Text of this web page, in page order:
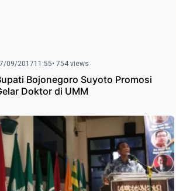
09/201711:55• 754 views
Bojonegoro Suyoto Promosi
Doktor di UMM